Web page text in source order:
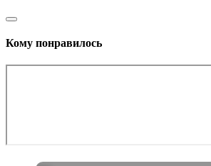
Кому понравилось